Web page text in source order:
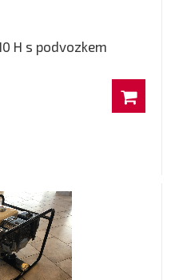
H s podvozkem